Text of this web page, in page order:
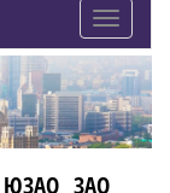
Toggle
ЮЗАО ЗАО